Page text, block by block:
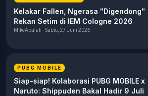
Kelakar Fallen, Ngerasa "Digendong"
Rekan Setim di IEM Cologne 2026
MikeApalah - Sabtu, 27 Juni 2026
PUBG MOBILE
Siap-siap! Kolaborasi PUBG MOBILE x
Naruto: Shippuden Bakal Hadir 9 Juli